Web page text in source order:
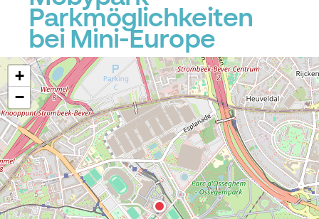
Parkmöglichkeiten
bei Mini-Europe
+
−